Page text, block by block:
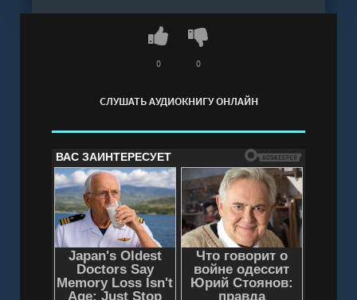
СЛУШАТЬ АУДИОКНИГУ ОНЛАЙН
0 0